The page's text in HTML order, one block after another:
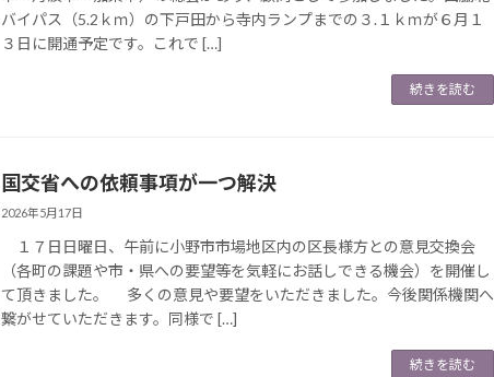
バイパス（5.2ｋｍ）の下戸田から寺内ランプまでの３.１ｋｍが６月１
３日に開通予定です。これで […]
続きを読む
国交省への依頼事項が一つ解決
2026年5月17日
１７日日曜日、午前に小野市市場地区内の区長様方との意見交換会
（各町の課題や市・県への要望等を気軽にお話しできる機会）を開催し
て頂きました。 多くの意見や要望をいただきました。今後関係機関へ
繋がせていただきます。同様で […]
続きを読む